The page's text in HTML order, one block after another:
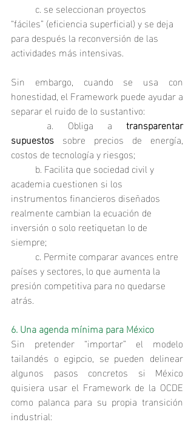
“fáciles” (eficiencia superficial) y se deja
para después la reconversión de las
actividades más intensivas.
Sin embargo, cuando se usa con
honestidad, el Framework puede ayudar a
separar el ruido de lo sustantivo:
	a. Obliga a
transparentar
supuestos sobre precios de energía,
costos de tecnología y riesgos;
academia cuestionen si los
instrumentos financieros diseñados
realmente cambian la ecuación de
inversión o solo reetiquetan lo de
siempre;
países y sectores, lo que aumenta la
presión competitiva para no quedarse
atrás.
6. Una agenda mínima para México
Sin pretender “importar” el modelo
tailandés o egipcio, se pueden delinear
algunos pasos concretos si México
quisiera usar el Framework de la OCDE
como palanca para su propia transición
industrial: